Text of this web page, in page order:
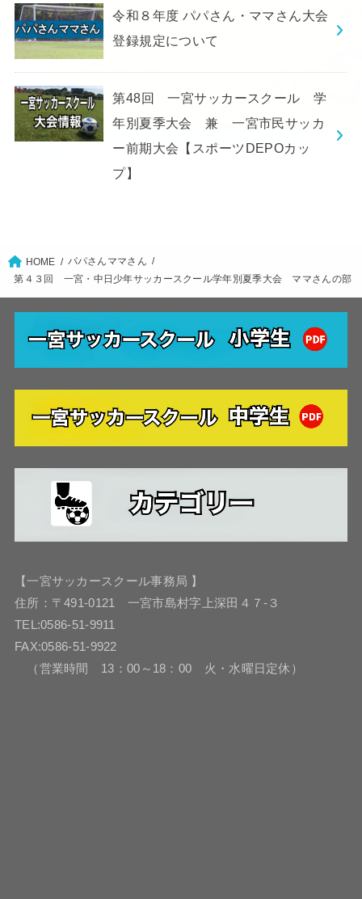
令和８年度 パパさん・ママさん大会
登録規定について
第48回 一宮サッカースクール 学
年別夏季大会 兼 一宮市民サッカ
ー前期大会【スポーツDEPOカッ
プ】
HOME
パパさんママさん
第４３回 一宮・中日少年サッカースクール学年別夏季大会 ママさんの部
【一宮サッカースクール事務局 】
住所：〒491-0121 一宮市島村字上深田４７-３
TEL:0586-51-9911
FAX:0586-51-9922
（営業時間 13：00～18：00 火・水曜日定休）